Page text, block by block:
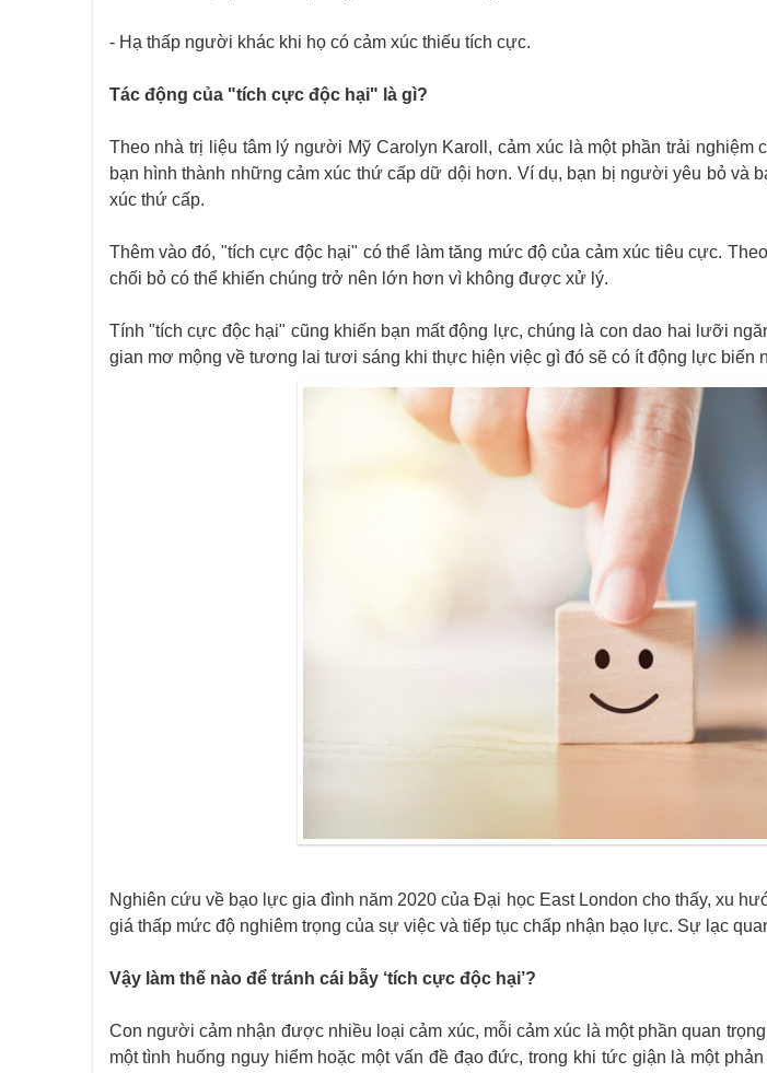
- Hạ thấp người khác khi họ có cảm xúc thiếu tích cực.
Tác động của "tích cực độc hại" là gì?
Theo nhà trị liệu tâm lý người Mỹ Carolyn Karoll, cảm xúc là một phần trải
bạn hình thành những cảm xúc thứ cấp dữ dội hơn. Ví dụ, bạn bị người yêu bỏ và
xúc thứ cấp.
Thêm vào đó, "tích cực độc hại" có thể làm tăng mức độ của cảm xúc tiêu cực.
chối bỏ có thể khiến chúng trở nên lớn hơn vì không được xử lý.
Tính "tích cực độc hại" cũng khiến bạn mất động lực, chúng là con dao hai lưỡi
gian mơ mộng về tương lai tươi sáng khi thực hiện việc gì đó sẽ có ít động lực biến
Nghiên cứu về bạo lực gia đình năm 2020 của Đại học East London cho thấy, xu
giá thấp mức độ nghiêm trọng của sự việc và tiếp tục chấp nhận bạo lực. Sự lạc
Vậy làm thế nào để tránh cái bẫy ‘tích cực độc hại’?
Con người cảm nhận được nhiều loại cảm xúc, mỗi cảm xúc là một phần quan
một tình huống nguy hiểm hoặc một vấn đề đạo đức, trong khi tức giận là một